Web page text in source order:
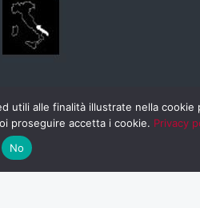
alle finalità illustrate nella
proseguire accetta i cookie. Privacy
No